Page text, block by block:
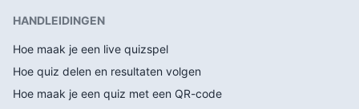
HANDLEIDINGEN
Hoe maak je een live quizspel
Hoe quiz delen en resultaten volgen
Hoe maak je een quiz met een QR-code